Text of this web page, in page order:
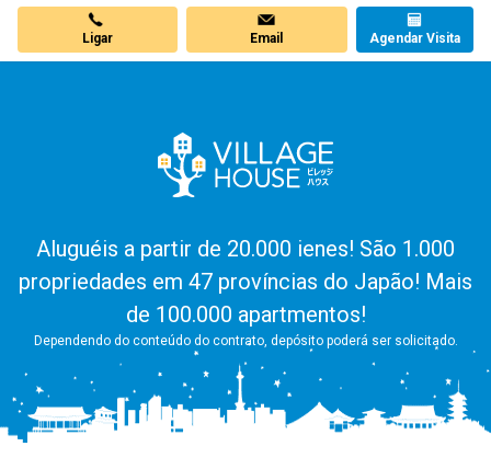
Ligar Email Agendar Visita
Aluguéis a partir de 20.000 ienes! São 1.000
propriedades em 47 províncias do Japão! Mais
de 100.000 apartmentos!
Dependendo do conteúdo do contrato, depósito poderá ser solicitado.